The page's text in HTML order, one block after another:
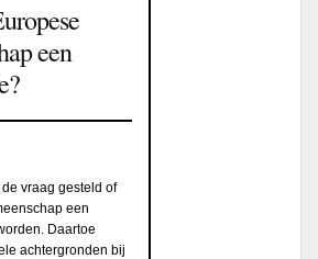
een
vraag gesteld of
een
Daartoe
achtergronden bij